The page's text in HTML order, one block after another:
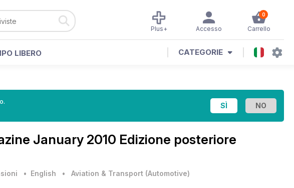
0
Carrello
Accesso
Plus+
LIBERO CATEGORIE
January 2010 Edizione posteriore
• English • Aviation & Transport (Automotive)